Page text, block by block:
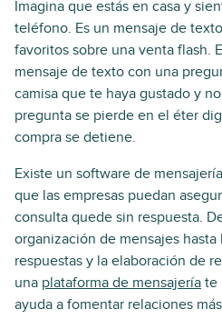
Imagina que estás en casa y
teléfono. Es un mensaje de
favoritos sobre una venta flash.
mensaje de texto con una
camisa que te haya gustado y
pregunta se pierde en el éter
compra se detiene.
Existe un software de
que las empresas puedan
consulta quede sin respuesta.
organización de mensajes
respuestas y la elaboración de
una plataforma de mensajería te
ayuda a fomentar relaciones